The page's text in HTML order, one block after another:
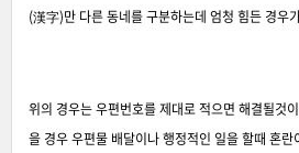
(漢字)만 다른 동네를 구분하는데 엄청 힘든 경우
위의 경우는 우편번호를 제대로 적으면 해결될것
을 경우 우편물 배달이나 행정적인 일을 할때 혼